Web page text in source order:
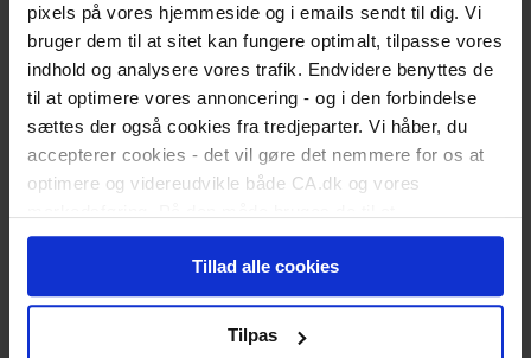
pixels på vores hjemmeside og i emails sendt til dig. Vi
bruger dem til at sitet kan fungere optimalt, tilpasse vores
indhold og analysere vores trafik. Endvidere benyttes de
til at optimere vores annoncering - og i den forbindelse
sættes der også cookies fra tredjeparter. Vi håber, du
accepterer cookies - det vil gøre det nemmere for os at
optimere og videreudvikle både CA.dk og vores
personalisere indhold til dig, herunder på vores
hjemmeside, i emails og i annoncer. Ønsker du senere
hen at ændre dit cookie-samtykke, kan du altid gøre det
ved at klikke på "Cookiepolitik" nederst på alle sider.
Tillad alle cookies
Tilpas
Er du nyuddannet?
Vigtige datoer for dimittender
Skift status til nyuddannet
Karriereguide
Land dit første job
Kickstart din karriere
I job
Karriererådgivning
Løn og lønforhandling
Trivsel og arbejdsglæde
Karriereplan
Kompetenceudvikling
Inspiration til jobsøgning